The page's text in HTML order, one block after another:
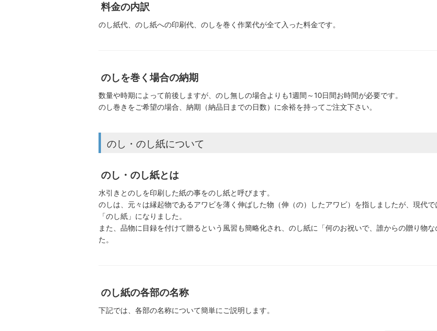
料金の内訳
のし紙代、のし紙への印刷代、のしを巻く作業代が全て入った料金です。
のしを巻く場合の納期
数量や時期によって前後しますが、のし無しの場合よりも1週間～10日間お時間が必要です。
のし巻きをご希望の場合、納期（納品日までの日数）に余裕を持ってご注文下さい。
のし・のし紙について
のし・のし紙とは
水引きとのしを印刷した紙の事をのし紙と呼びます。
のしは、元々は縁起物であるアワビを薄く伸ばした物（伸（の）したアワビ）を指しましたが、現代
「のし紙」になりました。
また、品物に目録を付けて贈るという風習も簡略化され、のし紙に「何のお祝いで、誰からの贈り物
た。
のし紙の各部の名称
下記では、各部の名称について簡単にご説明します。